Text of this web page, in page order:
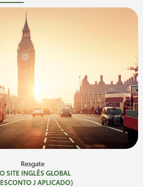
Resgate
SITE INGLÊS GLOBAL
J APLICADO)